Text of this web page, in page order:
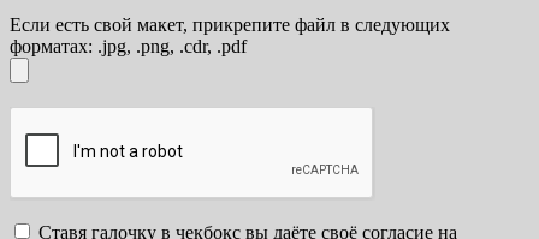
Если есть свой макет, прикрепите файл в следующих
форматах: .jpg, .png, .cdr, .pdf
Ставя галочку в чекбокс вы даёте своё согласие на